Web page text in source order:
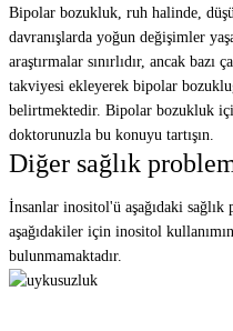
Bipolar bozukluk, ruh halinde,
davranışlarda yoğun değişimler
araştırmalar sınırlıdır, ancak
takviyesi ekleyerek bipolar
belirtmektedir. Bipolar bozukluk
doktorunuzla bu konuyu tartışın.
Diğer sağlık
İnsanlar inositol'ü aşağıdaki
aşağıdakiler için inositol
bulunmamaktadır.